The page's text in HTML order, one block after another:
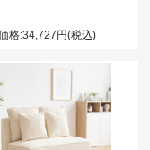
格:34,727円(税込)